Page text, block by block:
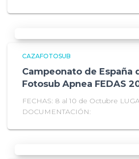
CAZAFOTOSUB
Campeonato de España
Fotosub Apnea FEDAS
FECHAS: 8 al 10 de Octubre
DOCUMENTACIÓN: